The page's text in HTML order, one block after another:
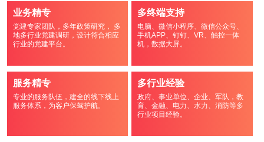
业务精专
党建专家团队，多年政策研究， 多
地多行业党建调研，设计符合相应
行业的党建平台。
多终端支持
电脑、微信小程序、微信公众号、
手机APP、钉钉、VR、触控一体
机，数据大屏。
服务精专
专业的服务队伍，建全的线下线上
服务体系，为客户保驾护航。
多行业经验
政府、事业单位、企业、军队，教
育、金融、电力、水力、消防等多
行业项目经验。